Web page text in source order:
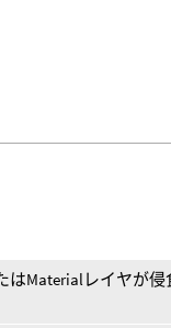
はMaterialレイヤが